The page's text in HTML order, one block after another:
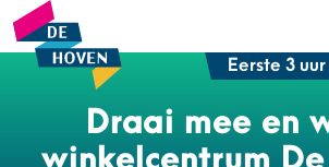
Eerste 3
Draai mee en